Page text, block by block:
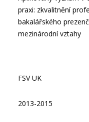
praxi: zkvalitnění
bakalářského
mezinárodní vztahy
FSV UK
2013-2015